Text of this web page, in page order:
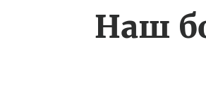
Наш